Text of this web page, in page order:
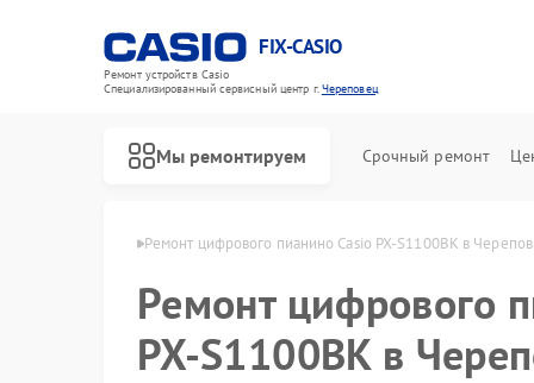
FIX-CASIO
Ремонт устройств Casio
Специализированный cервисный центр г.Череповец
Мы ремонтируем Срочный ремонт
Ремонт цифрового пианино Casio PX-S1100BK в
Ремонт цифрового
PX-S1100BK в